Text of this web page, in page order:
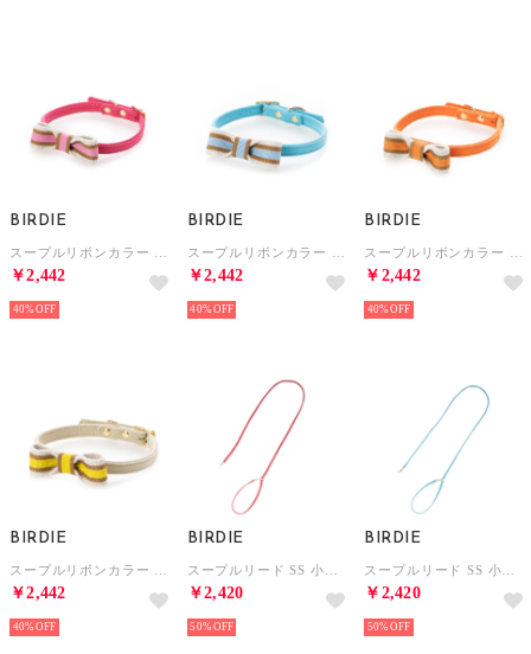
BIRDIE
￥2,442
40%
BIRDIE
￥2,442
40%
BIRDIE
￥2,442
40%
BIRDIE
￥2,442
40%
BIRDIE
￥2,420
50%
BIRDIE
￥2,420
50%